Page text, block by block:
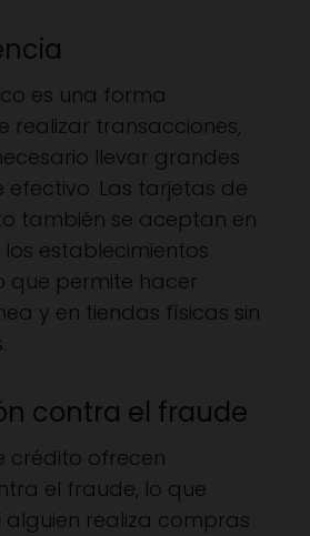
es una forma
realizar transacciones,
llevar grandes
Las tarjetas de
también se aceptan en
establecimientos
que permite hacer
y en tiendas físicas sin
contra el fraude
crédito ofrecen
el fraude, lo que
alguien realiza compras